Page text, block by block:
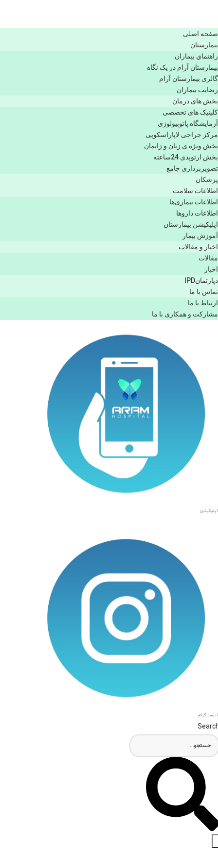
صفحه اصلی
بيمارستان
راهنماي بیماران
بیمارستان آرام در یک نگاه
گالری بیمارستان آرام
رضایت بیماران
بخش های درمان
کلینیک های تخصصی
آزمایشگاه پاتوبیولوژی
مرکز جراحی لاپاراسکوپی
بخش ویژه ی زنان و زایمان
بخش ارتوپدی 24ساعته
تصویربرداری جامع
پزشكان
اطلاعات سلامت
اطلاعات بیماری‌ها
اطلاعات دارو‌ها
اپليكيشن بيمارستان
آموزش بیمار
اخبار و مقالات
مقالات
اخبار
دپارتمانIPD
تماس با ما
ارتباط با ما
مشاركت و همكاری با ما
اپلیکیشن
اینستاگرام